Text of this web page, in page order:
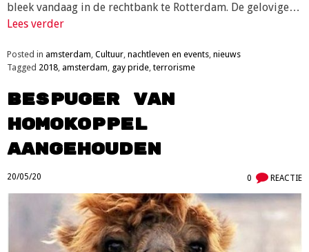
bleek vandaag in de rechtbank te Rotterdam. De gelovige…
Lees verder
Posted in amsterdam, Cultuur, nachtleven en events, nieuws
Tagged 2018, amsterdam, gay pride, terrorisme
Bespuger van
homokoppel
aangehouden
20/05/20 0 REACTIE